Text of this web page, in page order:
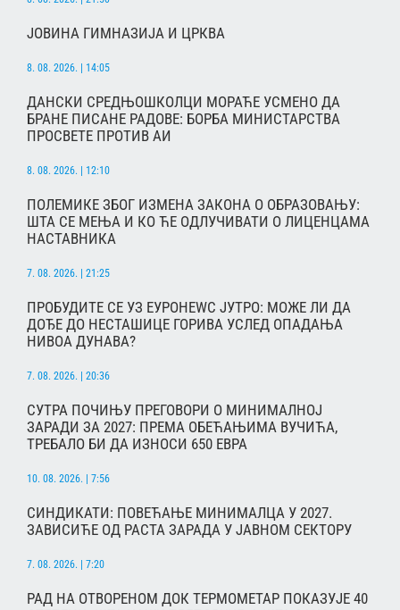
ЈОВИНА ГИМНАЗИЈА И ЦРКВА
8. 08. 2026. | 14:05
ДАНСКИ СРЕДЊОШКОЛЦИ МОРАЋЕ УСМЕНО ДА
БРАНЕ ПИСАНЕ РАДОВЕ: БОРБА МИНИСТАРСТВА
ПРОСВЕТЕ ПРОТИВ АИ
8. 08. 2026. | 12:10
ПОЛЕМИКЕ ЗБОГ ИЗМЕНА ЗАКОНА О ОБРАЗОВАЊУ:
ШТА СЕ МЕЊА И КО ЋЕ ОДЛУЧИВАТИ О ЛИЦЕНЦАМА
НАСТАВНИКА
7. 08. 2026. | 21:25
ПРОБУДИТЕ СЕ УЗ ЕУРОНЕWС ЈУТРО: МОЖЕ ЛИ ДА
ДОЂЕ ДО НЕСТАШИЦЕ ГОРИВА УСЛЕД ОПАДАЊА
НИВОА ДУНАВА?
7. 08. 2026. | 20:36
СУТРА ПОЧИЊУ ПРЕГОВОРИ О МИНИМАЛНОЈ
ЗАРАДИ ЗА 2027: ПРЕМА ОБЕЋАЊИМА ВУЧИЋА,
ТРЕБАЛО БИ ДА ИЗНОСИ 650 ЕВРА
10. 08. 2026. | 7:56
СИНДИКАТИ: ПОВЕЋАЊЕ МИНИМАЛЦА У 2027.
ЗАВИСИЋЕ ОД РАСТА ЗАРАДА У ЈАВНОМ СЕКТОРУ
7. 08. 2026. | 7:20
РАД НА ОТВОРЕНОМ ДОК ТЕРМОМЕТАР ПОКАЗУЈЕ 40